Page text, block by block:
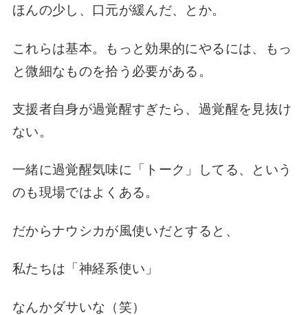
ほんの少し、口元が緩んだ、とか。
これらは基本。もっと効果的にやるには、もっ
と微細なものを拾う必要がある。
支援者自身が過覚醒すぎたら、過覚醒を見抜け
ない。
一緒に過覚醒気味に「トーク」してる、という
のも現場ではよくある。
だからナウシカが風使いだとすると、
私たちは「神経系使い」
なんかダサいな（笑）